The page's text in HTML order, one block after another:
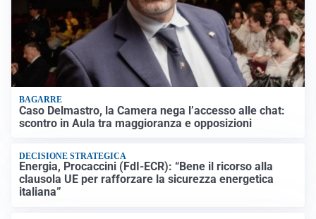
BAGARRE
Caso Delmastro, la Camera nega l’accesso alle chat:
scontro in Aula tra maggioranza e opposizioni
DECISIONE STRATEGICA
Energia, Procaccini (FdI-ECR): “Bene il ricorso alla
clausola UE per rafforzare la sicurezza energetica
italiana”